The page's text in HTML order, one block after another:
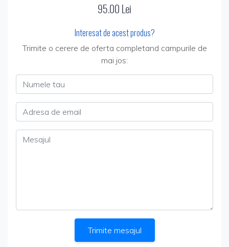
95.00 Lei
Interesat de acest produs?
Trimite o cerere de oferta completand campurile de
mai jos:
Trimite mesajul